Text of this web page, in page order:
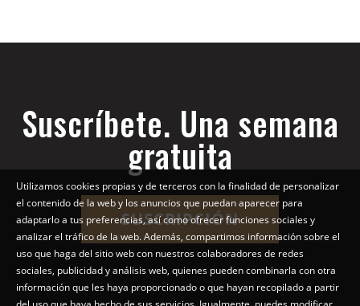
Suscríbete. Una semana
gratuita
SUSCRIPCIÓN
Utilizamos cookies propias y de terceros con la finalidad de personalizar
el contenido de la web y los anuncios que puedan aparecer para
adaptarlo a tus preferencias, así como ofrecer funciones sociales y
analizar el tráfico de la web. Además, compartimos información sobre el
uso que haga del sitio web con nuestros colaboradores de redes
sociales, publicidad y análisis web, quienes pueden combinarla con otra
información que les haya proporcionado o que hayan recopilado a partir